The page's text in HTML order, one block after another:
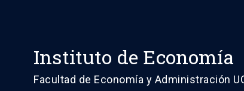
Instituto de Economía
Facultad de Economía y Administración